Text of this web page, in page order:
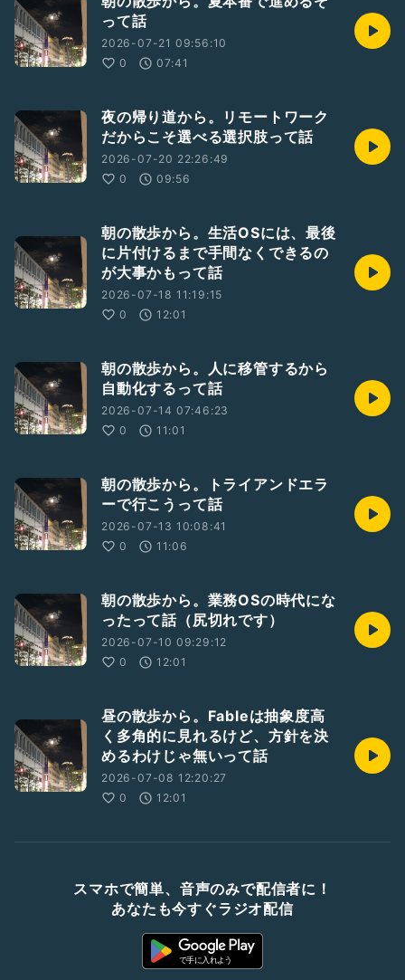
って話
2026-07-21 09:56:10
0
07:41
夜の帰り道から。リモートワーク
だからこそ選べる選択肢って話
2026-07-20 22:26:49
0
09:56
朝の散歩から。生活OSには、最後
に片付けるまで手間なくできるの
が大事かもって話
2026-07-18 11:19:15
0
12:01
朝の散歩から。人に移管するから
自動化するって話
2026-07-14 07:46:23
0
11:01
朝の散歩から。トライアンドエラ
ーで行こうって話
2026-07-13 10:08:41
0
11:06
朝の散歩から。業務OSの時代にな
ったって話（尻切れです）
2026-07-10 09:29:12
0
12:01
昼の散歩から。Fableは抽象度高
く多角的に見れるけど、方針を決
めるわけじゃ無いって話
2026-07-08 12:20:27
0
12:01
スマホで簡単、音声のみで配信者に！
あなたも今すぐラジオ配信